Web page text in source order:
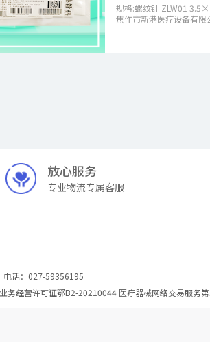
焦作市新港医疗设备有限
放心服务
专业物流专属客服
电话：027-59356195
务经营许可证鄂B2-20210044 医疗器械网络交易服务